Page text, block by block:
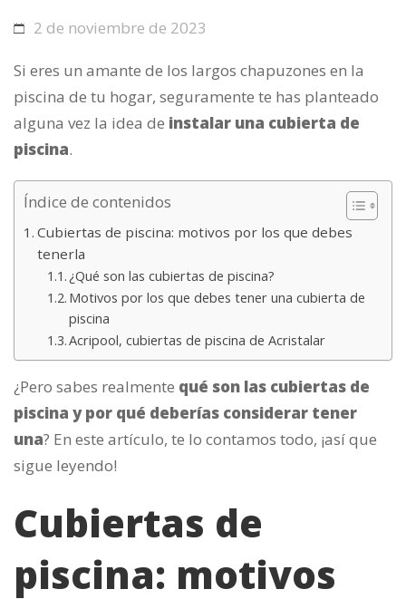
2 de noviembre de 2023
Si eres un amante de los largos chapuzones en la
piscina de tu hogar, seguramente te has planteado
alguna vez la idea de instalar una cubierta de
piscina.
Índice de contenidos
Cubiertas de piscina: motivos por los que debes
tenerla
¿Qué son las cubiertas de piscina?
Motivos por los que debes tener una cubierta de
piscina
Acripool, cubiertas de piscina de Acristalar
¿Pero sabes realmente qué son las cubiertas de
piscina y por qué deberías considerar tener
una? En este artículo, te lo contamos todo, ¡así que
sigue leyendo!
Cubiertas de
piscina: motivos